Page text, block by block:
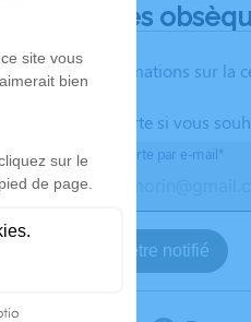
Déroulé des
Les informations sur la
Activez une alerte si vous
Recevoir une alerte par e-mail*
Je veux être notifié